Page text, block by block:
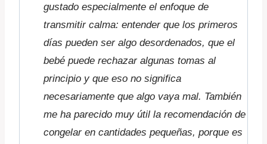
gustado especialmente el enfoque de
transmitir calma: entender que los primeros
días pueden ser algo desordenados, que el
bebé puede rechazar algunas tomas al
principio y que eso no significa
necesariamente que algo vaya mal. También
me ha parecido muy útil la recomendación de
congelar en cantidades pequeñas, porque es